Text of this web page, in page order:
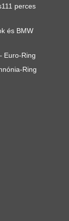
perces
és BMW
Euro-Ring
Ring